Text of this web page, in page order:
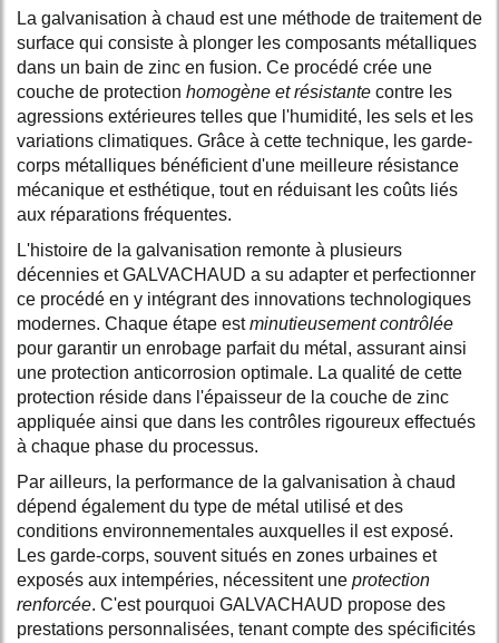
La galvanisation à chaud est une méthode de traitement de
surface qui consiste à plonger les composants métalliques
dans un bain de zinc en fusion. Ce procédé crée une
couche de protection homogène et résistante contre les
agressions extérieures telles que l'humidité, les sels et les
variations climatiques. Grâce à cette technique, les garde-
corps métalliques bénéficient d'une meilleure résistance
mécanique et esthétique, tout en réduisant les coûts liés
aux réparations fréquentes.
L'histoire de la galvanisation remonte à plusieurs
décennies et GALVACHAUD a su adapter et perfectionner
ce procédé en y intégrant des innovations technologiques
modernes. Chaque étape estminutieusement contrôlée
pour garantir un enrobage parfait du métal, assurant ainsi
une protection anticorrosion optimale. La qualité de cette
protection réside dans l'épaisseur de la couche de zinc
appliquée ainsi que dans les contrôles rigoureux effectués
à chaque phase du processus.
Par ailleurs, la performance de la galvanisation à chaud
dépend également du type de métal utilisé et des
conditions environnementales auxquelles il est exposé.
Les garde-corps, souvent situés en zones urbaines et
exposés aux intempéries, nécessitent une protection
renforcée. C'est pourquoi GALVACHAUD propose des
prestations personnalisées, tenant compte des spécificités